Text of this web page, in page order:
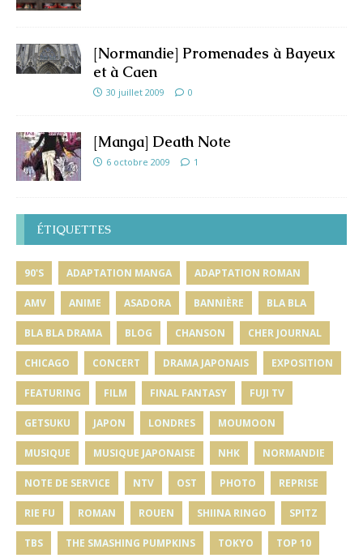
[Normandie] Promenades à Bayeux
et à Caen
30 juillet 2009 0
[Manga] Death Note
6 octobre 2009 1
ÉTIQUETTES
90'S ADAPTATION MANGA ADAPTATION ROMAN
AMV ANIME ASADORA BANNIÈRE BLA BLA
BLA BLA DRAMA BLOG CHANSON CHER JOURNAL
CHICAGO CONCERT DRAMA JAPONAIS EXPOSITION
FEATURING FILM FINAL FANTASY FUJI TV
GETSUKU JAPON LONDRES MOUMOON
MUSIQUE MUSIQUE JAPONAISE NHK NORMANDIE
NOTE DE SERVICE NTV OST PHOTO REPRISE
RIE FU ROMAN ROUEN SHIINA RINGO SPITZ
TBS THE SMASHING PUMPKINS TOKYO TOP 10